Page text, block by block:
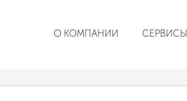
О КОМПАНИИ СЕРВИСЫ